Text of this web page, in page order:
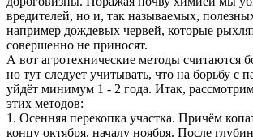
вредителей, но и, так называемых,
например дождевых червей, которые
совершенно не приносят.
А вот агротехнические методы считаются
но тут следует учитывать, что на борьбу с
уйдёт минимум 1 - 2 года. Итак,
этих методов:
1. Осенняя перекопка участка. Причём
концу октября, началу ноября. После